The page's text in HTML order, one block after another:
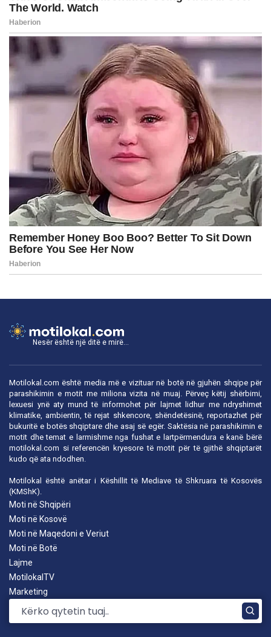
Nesër është një ditë e mirë...
Motilokal.com është media më e vizituar në botë në gjuhën shqipe për
parashikimin e motit me miliona vizita në muaj. Përveç këtij shërbimi,
lexuesi ynë aty mund të informohet për lajmet lidhur me ndryshimet
klimatike, ambientin, të rejat shkencore, shëndetësinë, reportazhet për
bukuritë e botës shqiptare dhe asaj së egër. Saktësia në parashikimin e
motit dhe temat e larmishme nga fushat e lartpërmendura e kanë bërë
motilokal.com si referencën kryesore të motit për të gjithë shqiptarët
kudo që ata ndodhen.
Motilokal është anëtar i Këshillit të Mediave të Shkruara të Kosovës
(KMShK).
Moti në Shqipëri
Moti në Kosovë
Moti në Maqedoni e Veriut
Moti në Botë
Lajme
MotilokalTV
Marketing